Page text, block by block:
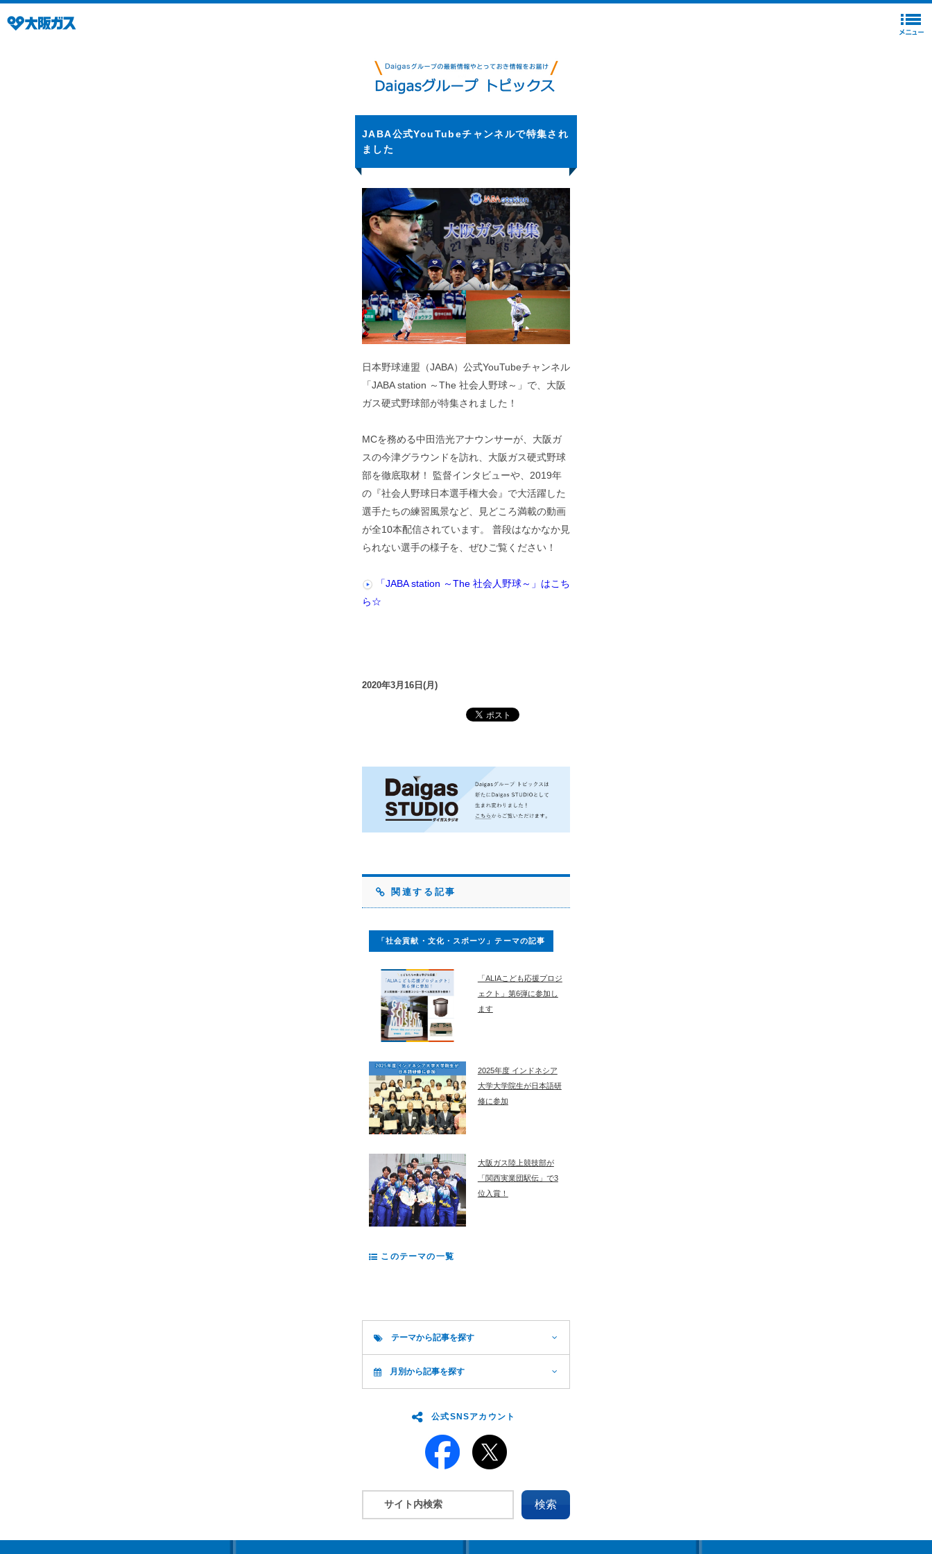
JABA公式YouTubeチャンネルで特集され
ました
日本野球連盟（JABA）公式YouTubeチャンネル
「JABA station ～The 社会人野球～」で、大阪
ガス硬式野球部が特集されました！
MCを務める中田浩光アナウンサーが、大阪ガ
スの今津グラウンドを訪れ、大阪ガス硬式野球
部を徹底取材！ 監督インタビューや、2019年
の『社会人野球日本選手権大会』で大活躍した
選手たちの練習風景など、見どころ満載の動画
が全10本配信されています。 普段はなかなか見
られない選手の様子を、ぜひご覧ください！
「JABA station ～The 社会人野球～」はこち
ら☆
2020年3月16日(月)
関連する記事
「社会貢献・文化・スポーツ」テーマの記事
「ALIAこども応援プロジ
ェクト」第6弾に参加し
ます
2025年度 インドネシア
大学大学院生が日本語研
修に参加
大阪ガス陸上競技部が
「関西実業団駅伝」で3
位入賞！
このテーマの一覧
テーマから記事を探す
月別から記事を探す
公式SNSアカウント